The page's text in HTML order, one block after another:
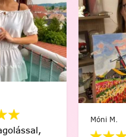
Móni M.